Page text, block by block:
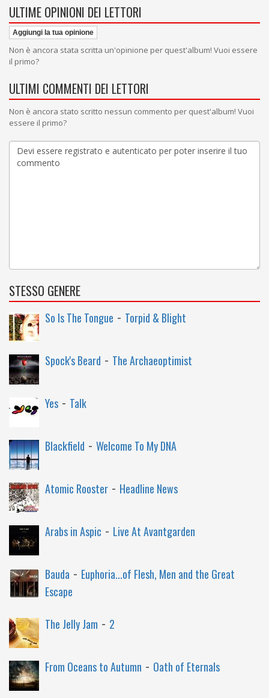
ULTIME OPINIONI DEI LETTORI
Aggiungi la tua opinione
Non è ancora stata scritta un'opinione per quest'album! Vuoi essere
il primo?
ULTIMI COMMENTI DEI LETTORI
Non è ancora stato scritto nessun commento per quest'album! Vuoi
essere il primo?
STESSO GENERE
So Is The Tongue - Torpid & Blight
Spock's Beard - The Archaeoptimist
Yes - Talk
Blackfield - Welcome To My DNA
Atomic Rooster - Headline News
Arabs in Aspic - Live At Avantgarden
Bauda - Euphoria...of Flesh, Men and the Great
Escape
The Jelly Jam - 2
From Oceans to Autumn - Oath of Eternals